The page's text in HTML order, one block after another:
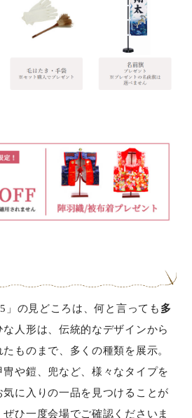
」の見どころは、何と言っても 多
な人形は、伝統的なデザインから
ものまで、多くの種類を展示。
や鎧、兜など、様々なタイプを
に入りの一品を見つけることが
ひ一度会場でご確認くださいま